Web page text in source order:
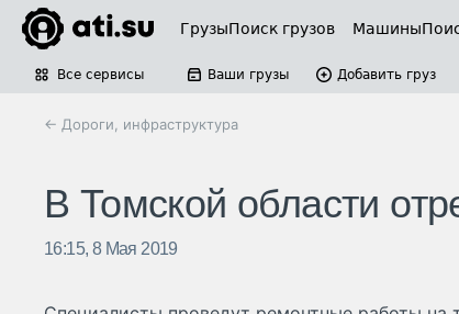
ГрузыПоиск грузов Машины
Все сервисы Ваши грузы Добавить груз
← Дороги, инфраструктура
В Томской области
16:15, 8 Мая 2019